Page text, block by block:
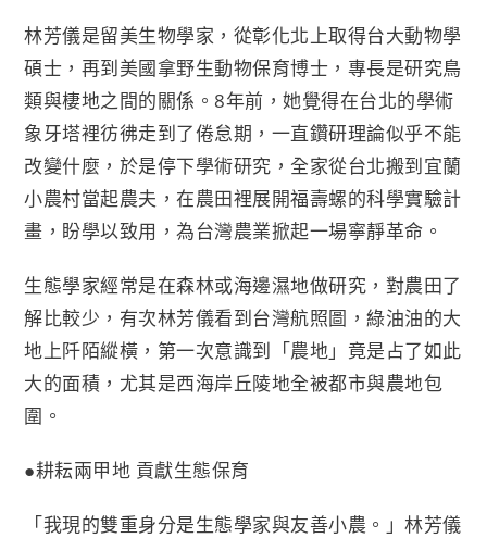
b
o
k
t
e
r
L
i
n
k
林芳儀是留美生物學家，從彰化北上取得台大動物學
碩士，再到美國拿野生動物保育博士，專長是研究鳥
類與棲地之間的關係。8年前，她覺得在台北的學術
象牙塔裡彷彿走到了倦怠期，一直鑽研理論似乎不能
改變什麼，於是停下學術研究，全家從台北搬到宜蘭
小農村當起農夫，在農田裡展開福壽螺的科學實驗計
畫，盼學以致用，為台灣農業掀起一場寧靜革命。
生態學家經常是在森林或海邊濕地做研究，對農田了
解比較少，有次林芳儀看到台灣航照圖，綠油油的大
地上阡陌縱橫，第一次意識到「農地」竟是占了如此
大的面積，尤其是西海岸丘陵地全被都市與農地包
圍。
●耕耘兩甲地 貢獻生態保育
「我現的雙重身分是生態學家與友善小農。」林芳儀